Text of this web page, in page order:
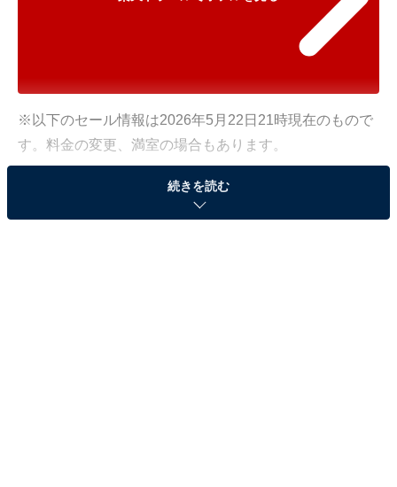
※以下のセール情報は2026年5月22日21時現在のもので
す。料金の変更、満室の場合もあります。
※本記事で紹介している商品の購入やサービスの利用により、売上の一部が
オールアバウトに還元されることがあります。
続きを読む